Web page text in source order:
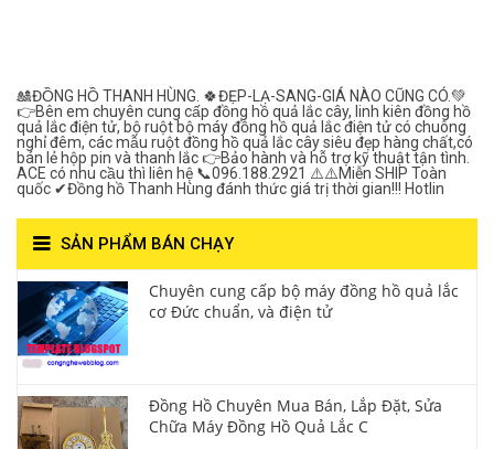
🎎ĐỒNG HỒ THANH HÙNG. 🍀ĐẸP-LẠ-SANG-GIÁ NÀO CŨNG CÓ.💚
👉Bên em chuyên cung cấp đồng hồ quả lắc cây, linh kiên đồng hồ
quả lắc điện tử, bộ ruột bộ máy đồng hồ quả lắc điện tử có chuông
nghỉ đêm, các mẫu ruột đồng hồ quả lắc cây siêu đẹp hàng chất,có
bán lẻ hộp pin và thanh lắc 👉Bảo hành và hỗ trợ kỹ thuật tận tình.
ACE có nhu cầu thì liên hệ 📞096.188.2921 ⚠️⚠️Miễn SHIP Toàn
quốc ✔Đồng hồ Thanh Hùng đánh thức giá trị thời gian!!! Hotlin
SẢN PHẨM BÁN CHẠY
Chuyên cung cấp bộ máy đồng hồ quả lắc
cơ Đức chuẩn, và điện tử
Đồng Hồ Chuyên Mua Bán, Lắp Đặt, Sửa
Chữa Máy Đồng Hồ Quả Lắc C